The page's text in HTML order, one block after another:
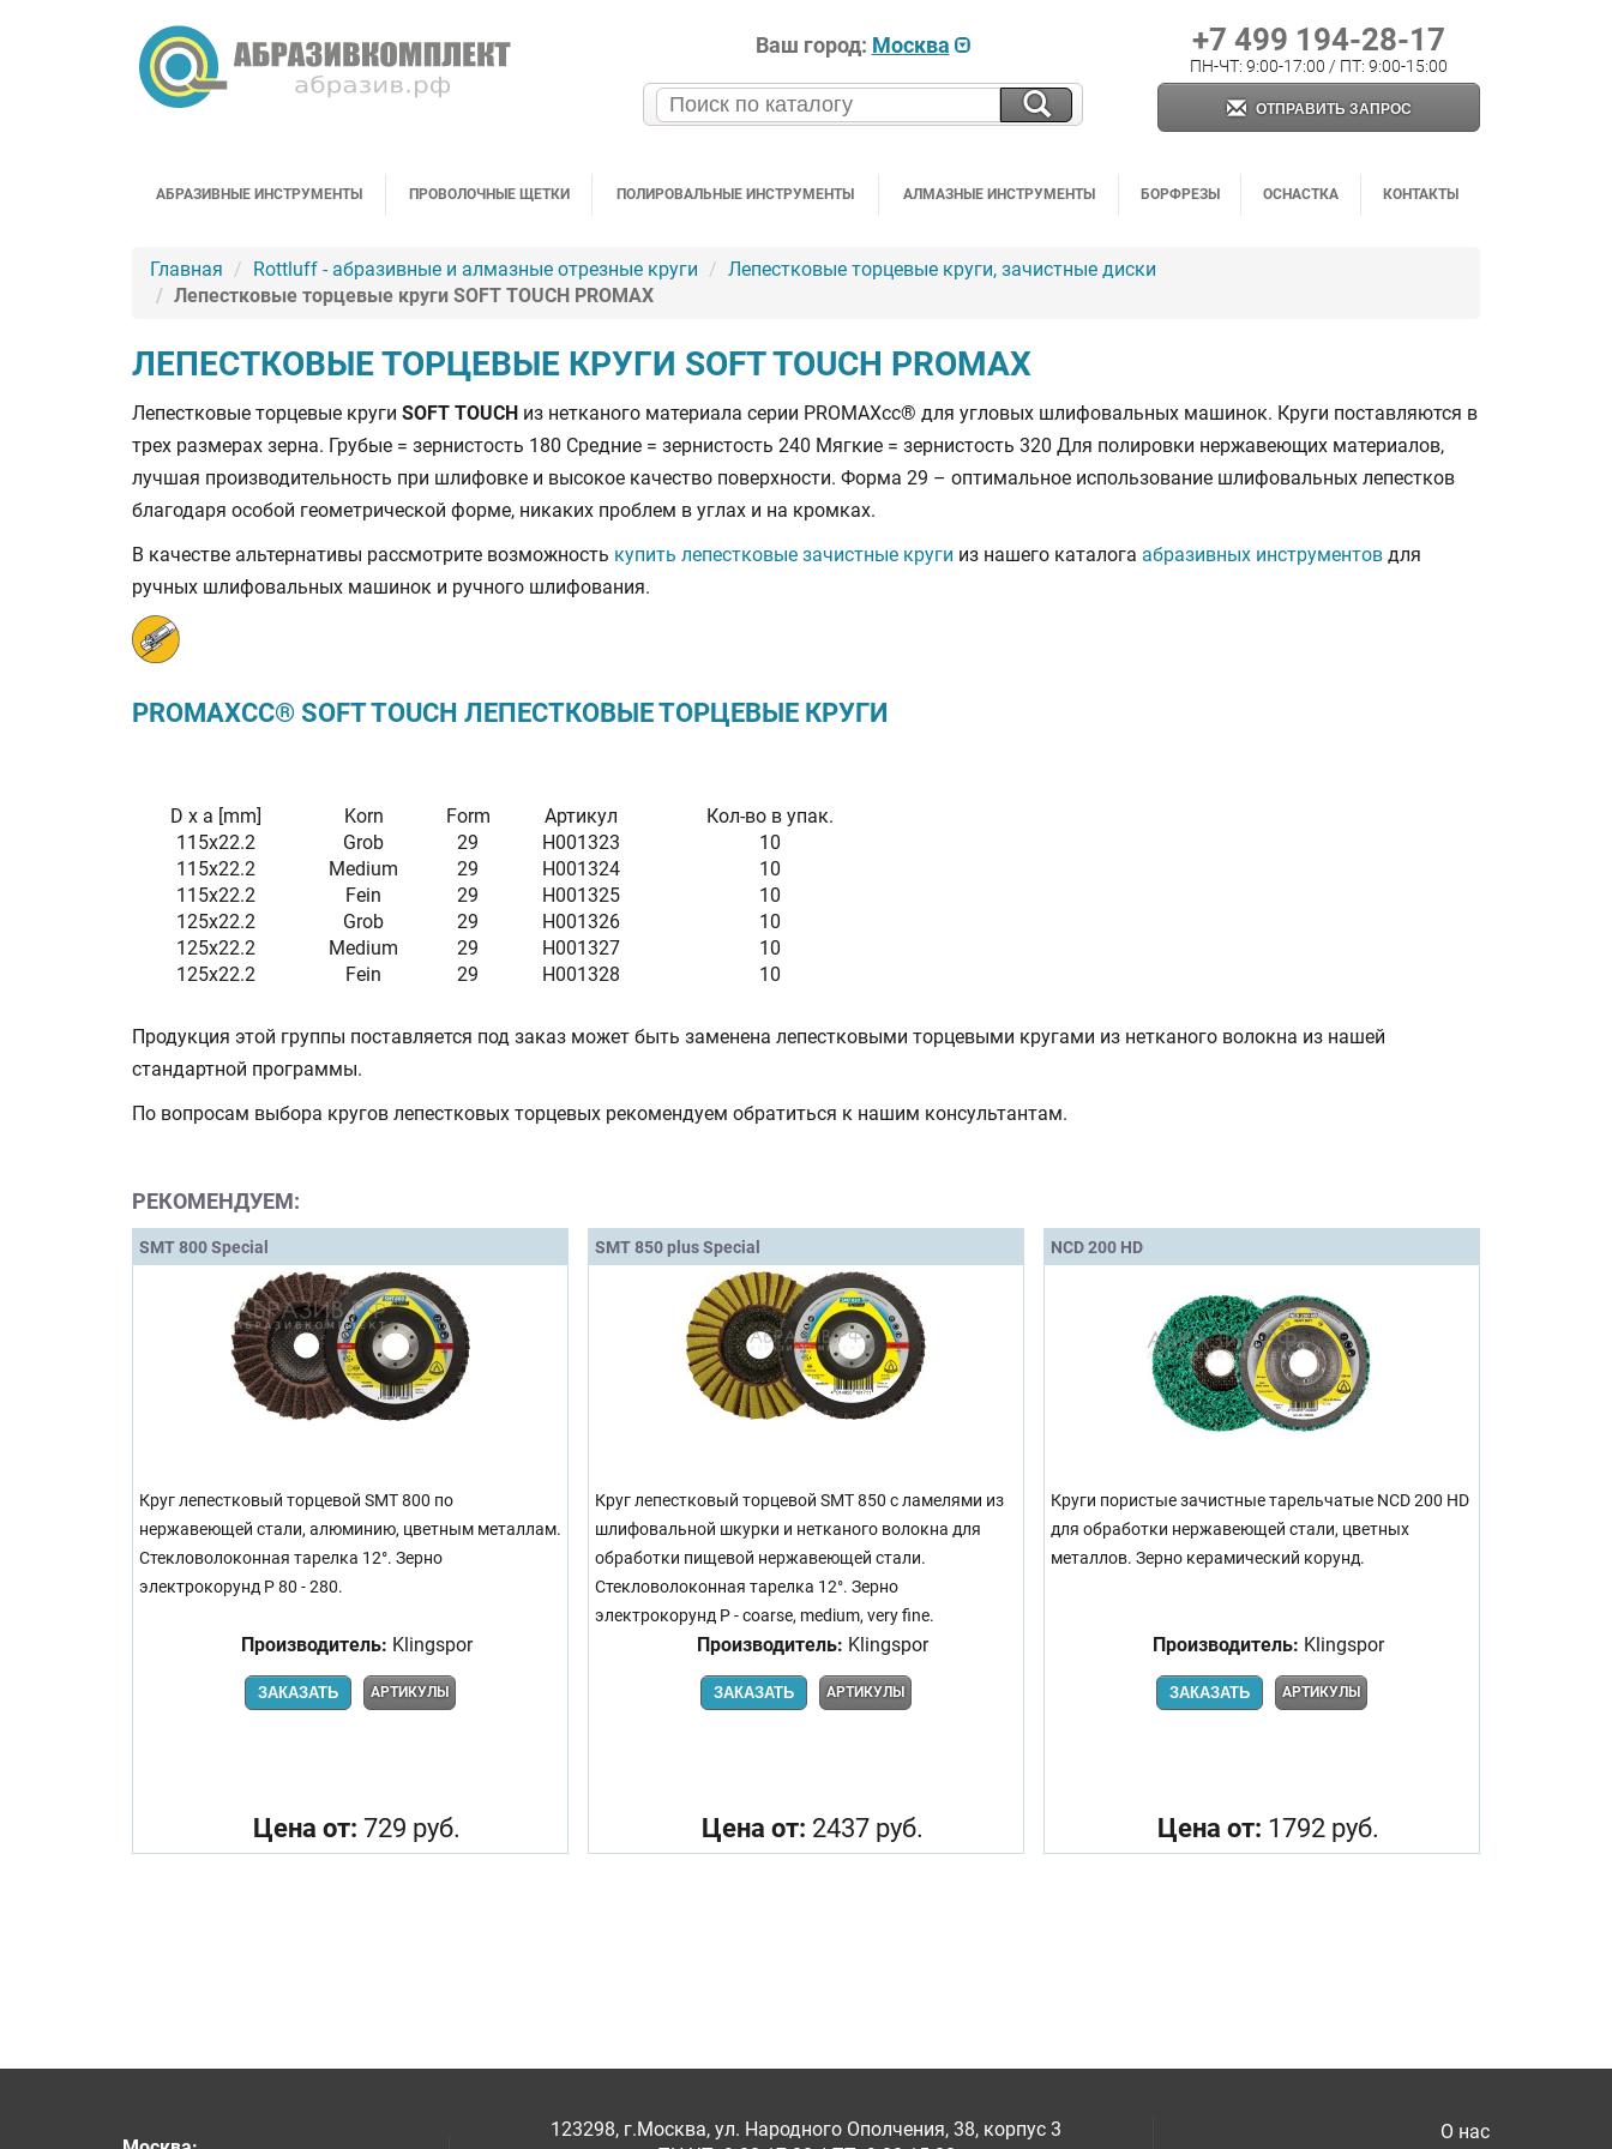
Ваш город: Москва +7 499 194-28-17
ПН-ЧТ: 9:00-17:00 / ПТ: 9:00-15:00
ОТПРАВИТЬ ЗАПРОС
АБРАЗИВНЫЕ ИНСТРУМЕНТЫ ПРОВОЛОЧНЫЕ ЩЕТКИ ПОЛИРОВАЛЬНЫЕ ИНСТРУМЕНТЫ АЛМАЗНЫЕ ИНСТРУМЕНТЫ БОРФРЕЗЫ ОСНАСТКА КОНТАКТЫ
Главная Rottluff - абразивные и алмазные отрезные круги
Лепестковые торцевые круги, зачистные диски
Лепестковые торцевые круги SOFT TOUCH PROMAX
ЛЕПЕСТКОВЫЕ ТОРЦЕВЫЕ КРУГИ SOFT TOUCH PROMAX
Лепестковые торцевые круги SOFT TOUCH из нетканого материала серии PROMAXcc® для угловых шлифовальных машинок. Круги поставляются в
трех размерах зерна. Грубые = зернистость 180 Средние = зернистость 240 Мягкие = зернистость 320 Для полировки нержавеющих материалов,
лучшая производительность при шлифовке и высокое качество поверхности. Форма 29 – оптимальное использование шлифовальных лепестков
благодаря особой геометрической форме, никаких проблем в углах и на кромках.
В качестве альтернативы рассмотрите возможность купить лепестковые зачистные круги из нашего каталога абразивных инструментов для
ручных шлифовальных машинок и ручного шлифования.
PROMAXCC® SOFT TOUCH ЛЕПЕСТКОВЫЕ ТОРЦЕВЫЕ КРУГИ
D x a [mm] Korn Form Артикул
Кол-во в упак.
115x22.2
Grob 29 H001323
10
115x22.2
Medium 29 H001324
10
115x22.2
Fein 29 H001325
10
125x22.2
Grob 29 H001326
10
125x22.2
Medium 29 H001327
10
125x22.2
Fein 29 H001328 10
Продукция этой группы поставляется под заказ может быть заменена лепестковыми торцевыми кругами из нетканого волокна из нашей
стандартной программы.
По вопросам выбора кругов лепестковых торцевых рекомендуем обратиться к нашим консультантам.
РЕКОМЕНДУЕМ:
SMT 800 Special
Круг лепестковый торцевой SMT 800 по
нержавеющей стали, алюминию, цветным металлам.
Стекловолоконная тарелка 12°. Зерно
электрокорунд P 80 - 280.
Производитель: Klingspor
ЗАКАЗАТЬ АРТИКУЛЫ
Цена от: 729 руб.
SMT 850 plus Special
Круг лепестковый торцевой SMT 850 с ламелями из
шлифовальной шкурки и нетканого волокна для
обработки пищевой нержавеющей стали.
Стекловолоконная тарелка 12°. Зерно
электрокорунд P - coarse, medium, very fine.
Производитель: Klingspor
ЗАКАЗАТЬ АРТИКУЛЫ
Цена от: 2437 руб.
NCD 200 HD
Круги пористые зачистные тарельчатые NCD 200 HD
для обработки нержавеющей стали, цветных
металлов. Зерно керамический корунд.
Производитель: Klingspor
ЗАКАЗАТЬ АРТИКУЛЫ
Цена от: 1792 руб.
123298, г.Москва, ул. Народного Ополчения, 38, корпус 3
О нас